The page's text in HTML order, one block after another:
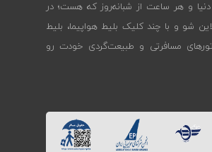
و هر ساعت از شبانه‌روز که هست؛ در
شو و با چند کلیک بلیط هواپیما، بلیط
مسافرتی و طبیعت‌گردی خودت رو